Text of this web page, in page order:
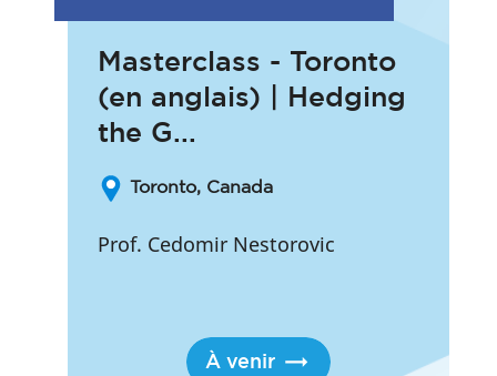
Masterclass - Toronto
(en anglais) | Hedging
the G...
Toronto, Canada
Prof. Cedomir Nestorovic
À venir